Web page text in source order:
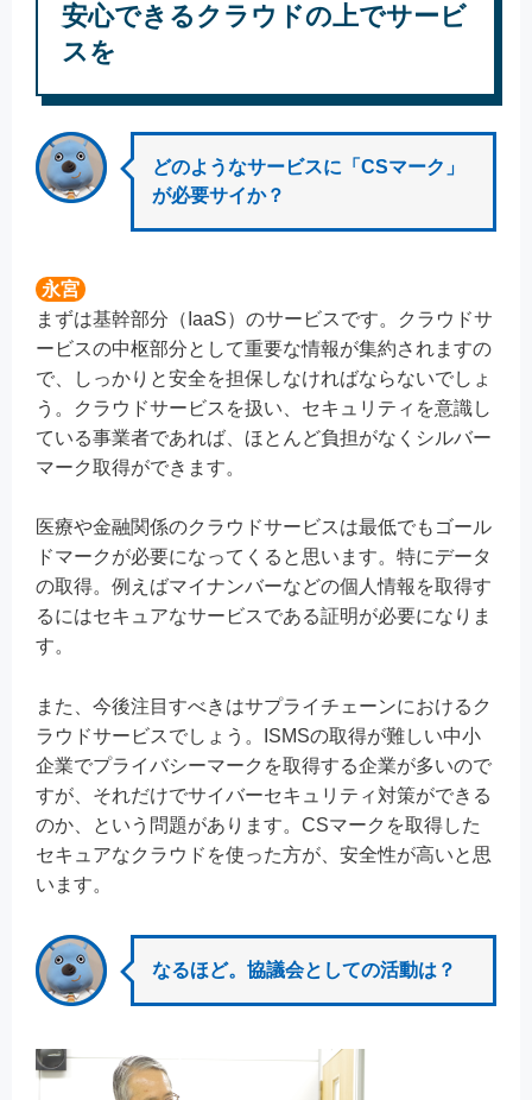
安心できるクラウドの上でサービ
スを
どのようなサービスに「CSマーク」
が必要サイか？
永宮
まずは基幹部分（IaaS）のサービスです。クラウドサ
ービスの中枢部分として重要な情報が集約されますの
で、しっかりと安全を担保しなければならないでしょ
う。クラウドサービスを扱い、セキュリティを意識し
ている事業者であれば、ほとんど負担がなくシルバー
マーク取得ができます。
医療や金融関係のクラウドサービスは最低でもゴール
ドマークが必要になってくると思います。特にデータ
の取得。例えばマイナンバーなどの個人情報を取得す
るにはセキュアなサービスである証明が必要になりま
す。
また、今後注目すべきはサプライチェーンにおけるク
ラウドサービスでしょう。ISMSの取得が難しい中小
企業でプライバシーマークを取得する企業が多いので
すが、それだけでサイバーセキュリティ対策ができる
のか、という問題があります。CSマークを取得した
セキュアなクラウドを使った方が、安全性が高いと思
います。
なるほど。協議会としての活動は？